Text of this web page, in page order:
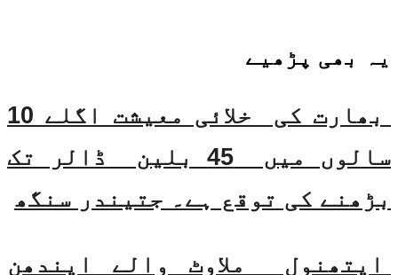
یہ بھی پڑھیے
بھارت کی خلائی معیشت اگلے 10
سالوں میں 45 بلین ڈالر تک
بڑھنے کی توقع ہے۔ جتیندر سنگھ
ایتھنول ملاوٹ والے ایندھن